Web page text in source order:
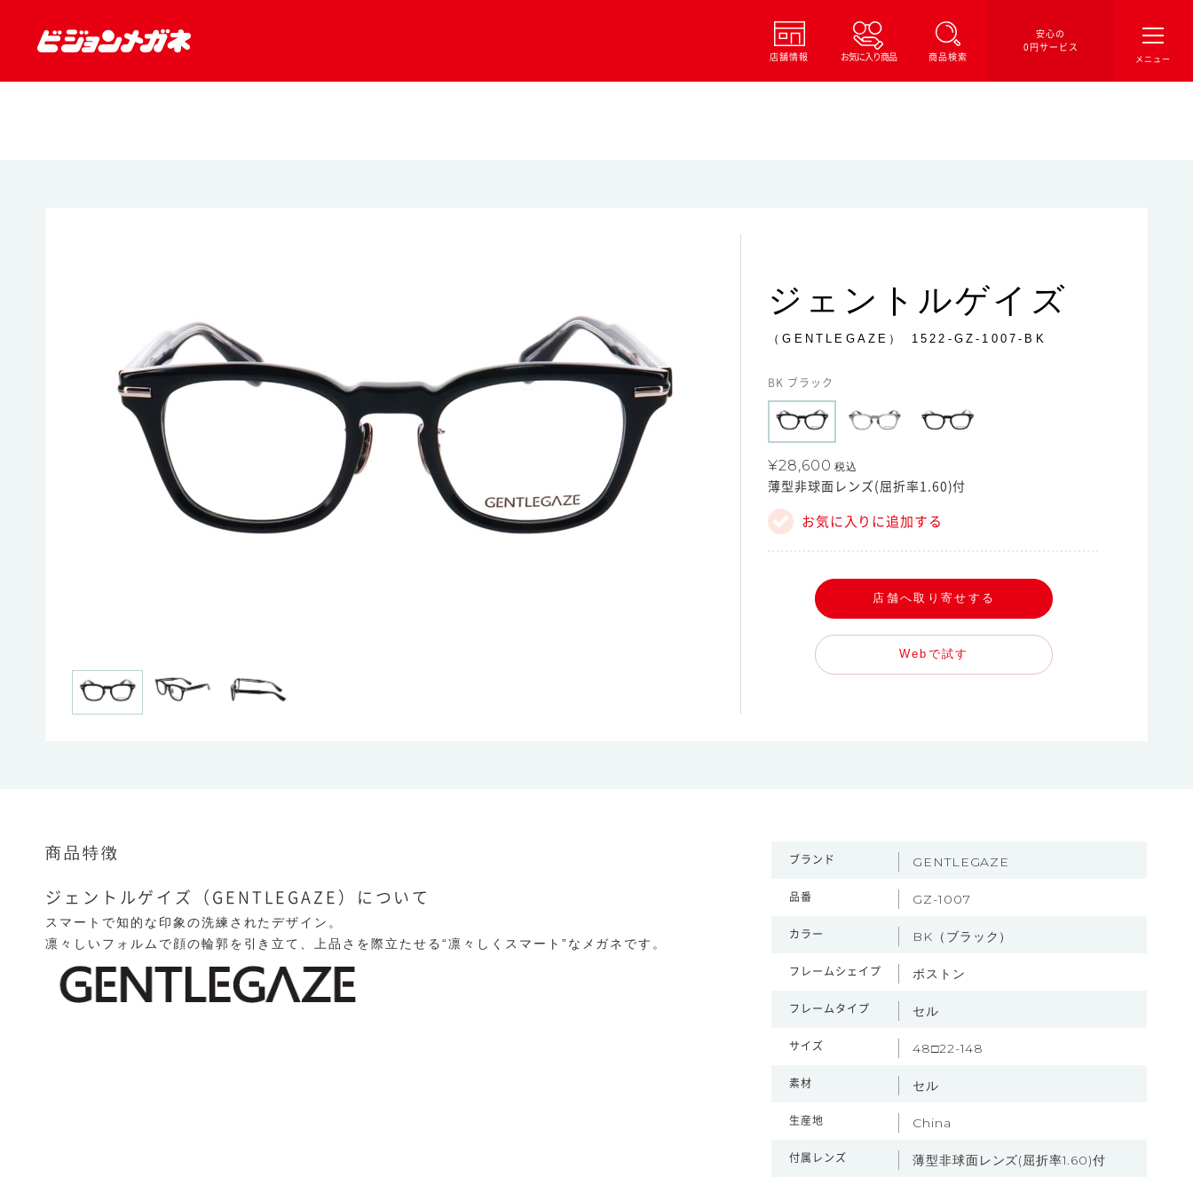
店舗情報 お気に入り商品 商品検索
安心の
0円サービス
ジェントルゲイズ
（GENTLEGAZE） 1522-GZ-1007-BK
BK ブラック
¥28,600 税込
薄型非球面レンズ(屈折率1.60)付
お気に入りに追加する
店舗へ取り寄せする
Webで試す
商品特徴
ジェントルゲイズ（GENTLEGAZE）について
スマートで知的な印象の洗練されたデザイン。
凛々しいフォルムで顔の輪郭を引き立て、上品さを際立たせる“凛々しくスマート”なメガネです。
ブランド GENTLEGAZE
品番 GZ-1007
カラー BK（ブラック）
フレームシェイプ ボストン
フレームタイプ セル
サイズ 48□22-148
素材 セル
生産地 China
付属レンズ 薄型非球面レンズ(屈折率1.60)付